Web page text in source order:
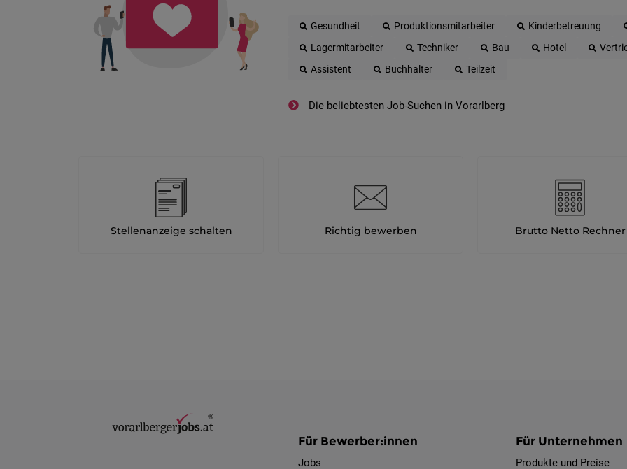
Gesundheit Produktionsmitarbeiter Kinderbetreuung
Lagermitarbeiter
Techniker Bau Hotel
Assistent
Buchhalter Teilzeit
Die beliebtesten Job-Suchen in Vorarlberg
Stellenanzeige schalten Richtig bewerben Brutto Netto Rechner
Für Bewerber:innen
Jobs
Für Unternehmen
Produkte und Preise